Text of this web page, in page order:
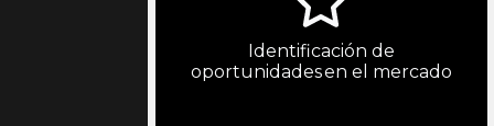
Identificación de
oportunidades en el mercado